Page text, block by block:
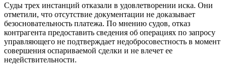
Суды трех инстанций отказали в удовлетворении иска. Они
отметили, что отсутствие документации не доказывает
безосновательность платежа. По мнению судов, отказ
контрагента предоставить сведения об операциях по запросу
управляющего не подтверждает недобросовестность в момент
совершения оспариваемой сделки и не влечет ее
недействительности.